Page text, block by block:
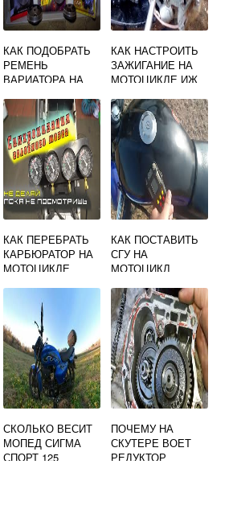
КАК ПОДОБРАТЬ
РЕМЕНЬ
ВАРИАТОРА НА
КАК НАСТРОИТЬ
ЗАЖИГАНИЕ НА
МОТОЦИКЛЕ ИЖ
КАК ПЕРЕБРАТЬ
КАРБЮРАТОР НА
МОТОЦИКЛЕ
КАК ПОСТАВИТЬ
СГУ НА
МОТОЦИКЛ
СКОЛЬКО ВЕСИТ
МОПЕД СИГМА
СПОРТ 125
ПОЧЕМУ НА
СКУТЕРЕ ВОЕТ
РЕДУКТОР